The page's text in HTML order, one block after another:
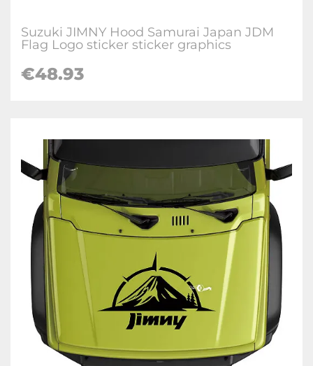
Suzuki JIMNY Hood Samurai Japan JDM
Flag Logo sticker sticker graphics
€48.93